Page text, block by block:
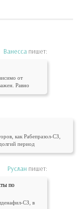
Ванесса пишет:
от
Равно
как Рабепразол-СЗ,
период
Руслан пишет:
по
СЗ, в